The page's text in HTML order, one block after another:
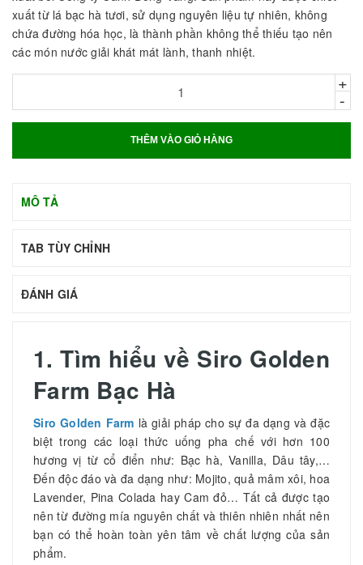
xuất từ lá bạc hà tươi, sử dụng nguyên liệu tự nhiên, không
chứa đường hóa học, là thành phần không thể thiếu tạo nên
các món nước giải khát mát lành, thanh nhiệt.
+
-
THÊM VÀO GIỎ HÀNG
MÔ TẢ
TAB TÙY CHỈNH
ĐÁNH GIÁ
1. Tìm hiểu về Siro Golden
Farm Bạc Hà
Siro Golden Farm là giải pháp cho sự đa dạng và đặc
biệt trong các loại thức uống pha chế với hơn 100
hương vị từ cổ điển như: Bạc hà, Vanilla, Dâu tây,…
Đến độc đáo và đa dạng như: Mojito, quả mâm xôi, hoa
Lavender, Pina Colada hay Cam đỏ… Tất cả được tạo
nên từ đường mía nguyên chất và thiên nhiên nhất nên
bạn có thể hoàn toàn yên tâm về chất lượng của sản
phẩm.